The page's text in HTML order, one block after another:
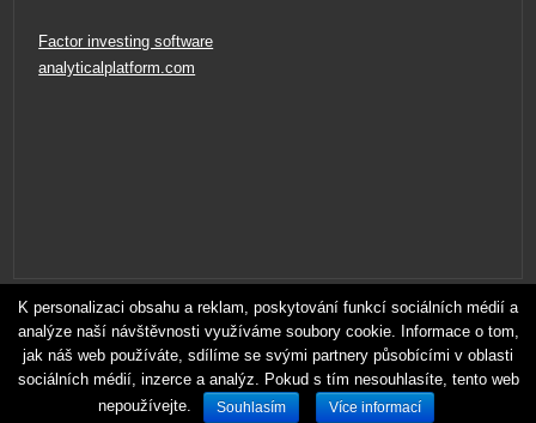
Factor investing software
analyticalplatform.com
Veškeré materiály na těchto stránkách nesmí být zveřejněny nebo
redistribuovány bez povolení.
Pro zkvalitnění našich služeb používáme soubory cookies. Užíváním
tohoto webu souhlasíte s tím, abychom tyto soubory používali.
© 2014 CYRRUS MARKETING, s.r.o.
K personalizaci obsahu a reklam, poskytování funkcí sociálních médií a
analýze naší návštěvnosti využíváme soubory cookie. Informace o tom,
jak náš web používáte, sdílíme se svými partnery působícími v oblasti
sociálních médií, inzerce a analýz. Pokud s tím nesouhlasíte, tento web
nepoužívejte.
Souhlasím Více informací